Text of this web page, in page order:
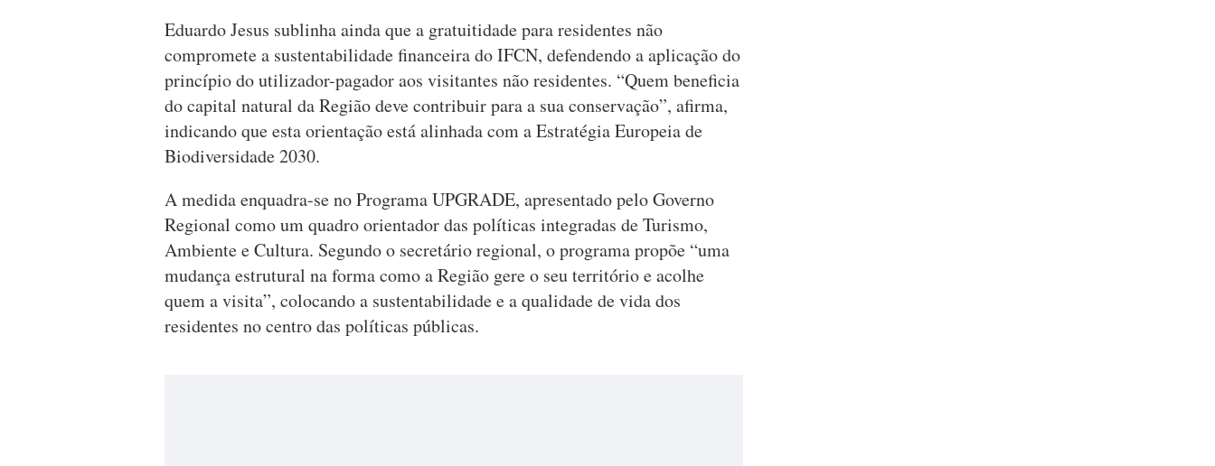
Eduardo Jesus sublinha ainda que a gratuitidade para residentes não
compromete a sustentabilidade financeira do IFCN, defendendo a aplicação do
princípio do utilizador-pagador aos visitantes não residentes. “Quem beneficia
do capital natural da Região deve contribuir para a sua conservação”, afirma,
indicando que esta orientação está alinhada com a Estratégia Europeia de
Biodiversidade 2030.
A medida enquadra-se no Programa UPGRADE, apresentado pelo Governo
Regional como um quadro orientador das políticas integradas de Turismo,
Ambiente e Cultura. Segundo o secretário regional, o programa propõe “uma
mudança estrutural na forma como a Região gere o seu território e acolhe
quem a visita”, colocando a sustentabilidade e a qualidade de vida dos
residentes no centro das políticas públicas.